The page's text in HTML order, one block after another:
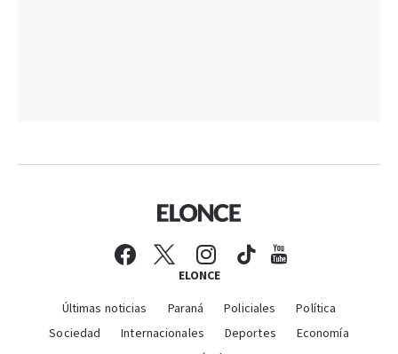
ELONCE
Últimas noticias Paraná Policiales
Política
Sociedad
Internacionales Deportes
Economía